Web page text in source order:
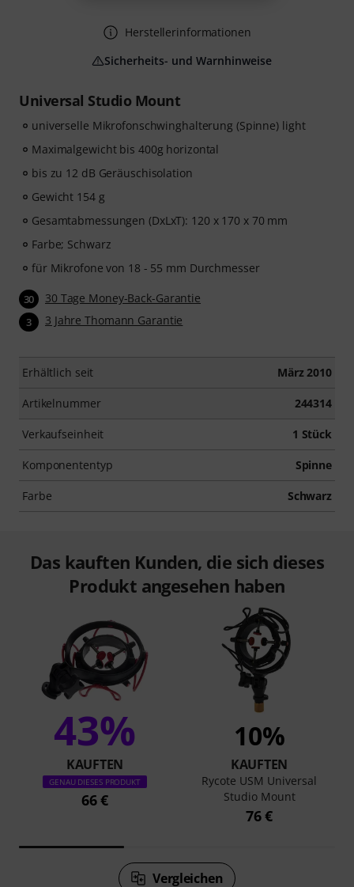
Universal Studio Mount
universelle Mikrofonschwinghalterung (Spinne) light
Maximalgewicht bis 400g horizontal
bis zu 12 dB Geräuschisolation
Gewicht 154 g
Gesamtabmessungen (DxLxT): 120 x 170 x 70 mm
Farbe; Schwarz
für Mikrofone von 18 - 55 mm Durchmesser
30 30 Tage Money-Back-Garantie
3 3 Jahre Thomann Garantie
Erhältlich seit März 2010
Artikelnummer 244314
Verkaufseinheit 1 Stück
Komponententyp Spinne
Farbe Schwarz
Herstellerinformationen
Sicherheits- und Warnhinweise
Das kauften Kunden, die sich dieses
Produkt angesehen haben
43%
KAUFTEN
GENAU DIESES PRODUKT
66 €
10%
KAUFTEN
Rycote USM Universal
Studio Mount
76 €
Vergleichen